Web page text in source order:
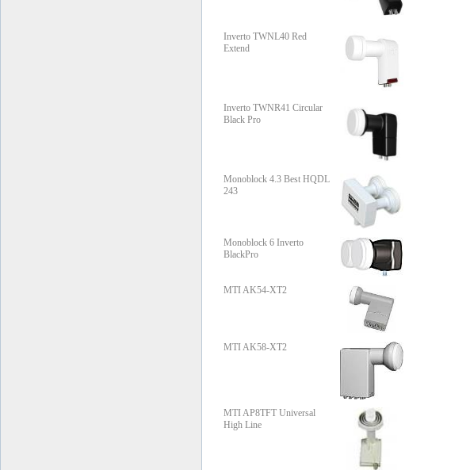
Inverto TWNL40 Red
Extend
Inverto TWNR41 Circular
Black Pro
Monoblock 4.3 Best HQDL
243
Monoblock 6 Inverto
BlackPro
MTI AK54-XT2
MTI AK58-XT2
MTI AP8TFT Universal
High Line